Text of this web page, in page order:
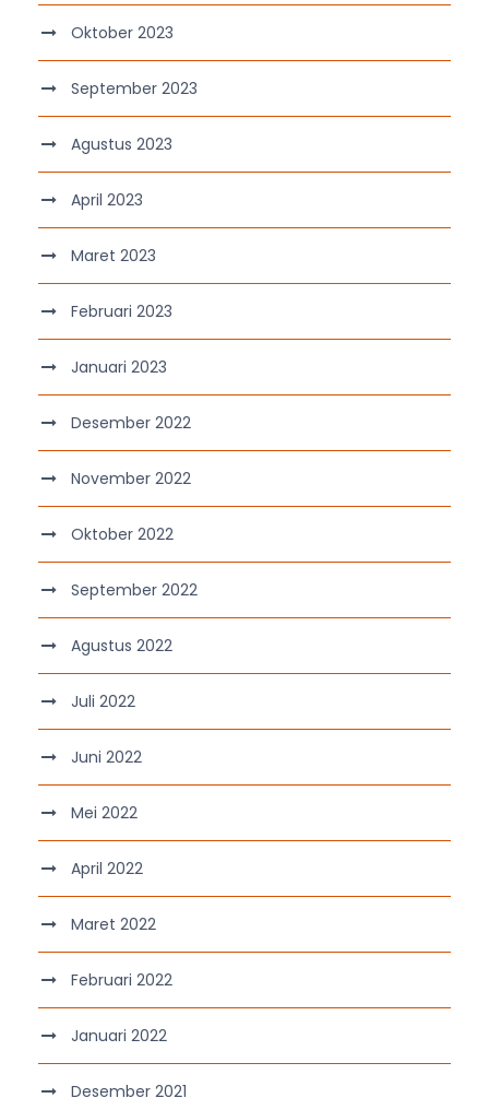
Oktober 2023
September 2023
Agustus 2023
April 2023
Maret 2023
Februari 2023
Januari 2023
Desember 2022
November 2022
Oktober 2022
September 2022
Agustus 2022
Juli 2022
Juni 2022
Mei 2022
April 2022
Maret 2022
Februari 2022
Januari 2022
Desember 2021